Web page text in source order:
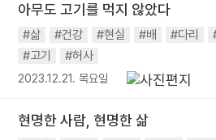
#독서
#건강 #면역력
아무도 고기를 먹지 않았다
#삶 #건강 #현실 #배 #다리
#고기
#허사
2023.12.21. 목요일
현명한 사람, 현명한 삶